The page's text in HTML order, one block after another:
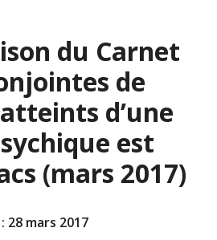
du Carnet
de
d’une
est
(mars 2017)
mars 2017